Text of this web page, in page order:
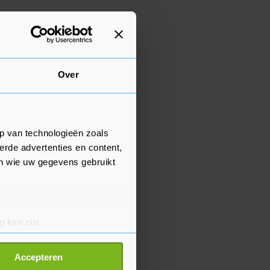
Over
van technologieën zoals
advertenties en content,
wie uw gegevens gebruikt
kan zijn
detailgedeelte
Accepteren